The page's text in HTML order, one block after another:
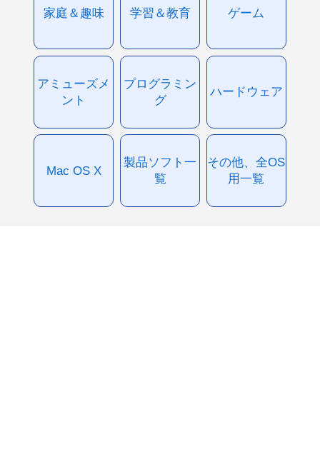
家庭＆趣味 学習＆教育 ゲーム
アミューズメ
ント
プログラミン
グ
ハードウェア
Mac OS X
製品ソフト一
覧
その他、全OS
用一覧